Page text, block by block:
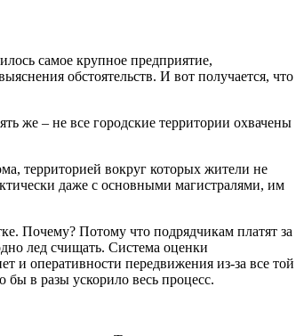
самое крупное предприятие,
обстоятельств. И вот получается, что
же – не все городские территории охвачены
территорией вокруг которых жители не
даже с основными магистралями, им
Почему? Потому что подрядчикам платят за
лед счищать. Система оценки
и оперативности передвижения из-за все той
в разы ускорило весь процесс.